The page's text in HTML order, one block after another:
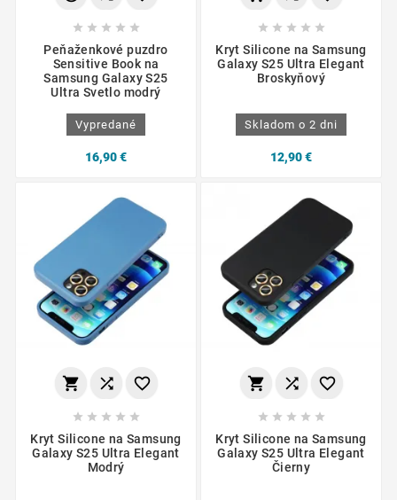
    
Peňaženkové puzdro
Sensitive Book na
Samsung Galaxy S25
Ultra Svetlo modrý
Vypredané
16,90 €
    
Kryt Silicone na Samsung
Galaxy S25 Ultra Elegant
Broskyňový
Skladom o 2 dni
12,90 €
  
    
Kryt Silicone na Samsung
Galaxy S25 Ultra Elegant
Modrý
  
    
Kryt Silicone na Samsung
Galaxy S25 Ultra Elegant
Čierny